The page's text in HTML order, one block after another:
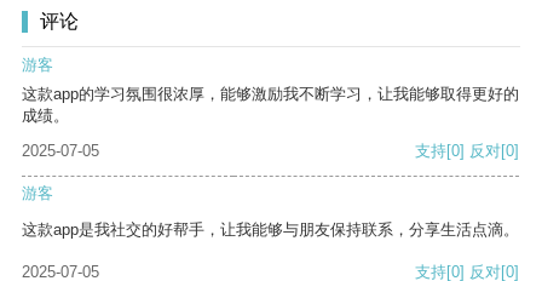
评论
游客
这款app的学习氛围很浓厚，能够激励我不断学习，让我能够取得更好的
成绩。
2025-07-05
支持[0] 反对[0]
游客
这款app是我社交的好帮手，让我能够与朋友保持联系，分享生活点滴。
2025-07-05 支持[0] 反对[0]